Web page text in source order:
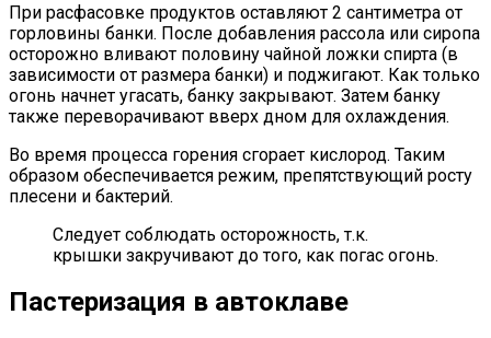
При расфасовке продуктов оставляют 2 сантиметра от
горловины банки. После добавления рассола или сиропа
осторожно вливают половину чайной ложки спирта (в
зависимости от размера банки) и поджигают. Как только
огонь начнет угасать, банку закрывают. Затем банку
также переворачивают вверх дном для охлаждения.
Во время процесса горения сгорает кислород. Таким
образом обеспечивается режим, препятствующий росту
плесени и бактерий.
Следует соблюдать осторожность, т.к.
крышки закручивают до того, как погас огонь.
Пастеризация в автоклаве